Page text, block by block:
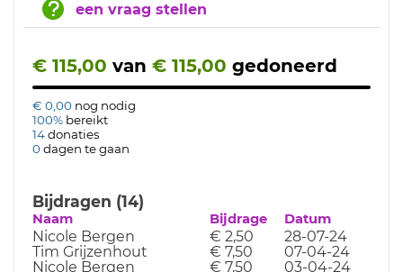
een vraag stellen
€ 115,00 van € 115,00 gedoneerd
€ 0,00 nog nodig
100% bereikt
14donaties
0dagen te gaan
Bijdragen (14)
Naam Bijdrage Datum
Nicole Bergen € 2,50
28-07-24
Tim Grijzenhout
€ 7,50
07-04-24
Nicole Bergen
€ 7,50
03-04-24